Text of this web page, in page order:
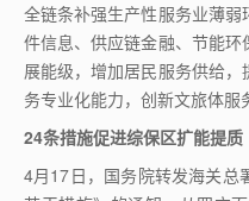
全链条补强生产性服务业薄
件信息、供应链金融、节能
展能级，增加居民服务供给
务专业化能力，创新文旅体服
24条措施促进综保区扩能提质
4月17日，国务院转发海关总